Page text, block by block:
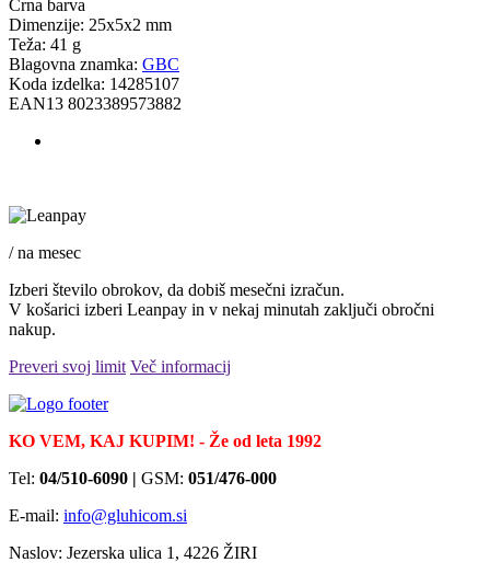
Črna barva
Dimenzije: 25x5x2 mm
Teža: 41 g
Blagovna znamka: GBC
Koda izdelka: 14285107
EAN13 8023389573882
/ na mesec
Izberi število obrokov, da dobiš mesečni izračun.
V košarici izberi Leanpay in v nekaj minutah zaključi obročni
nakup.
Preveri svoj limit Več informacij
KO VEM, KAJ KUPIM! - Že od leta 1992
Tel: 04/510-6090 | GSM: 051/476-000
E-mail: info@gluhicom.si
Naslov: Jezerska ulica 1, 4226 ŽIRI